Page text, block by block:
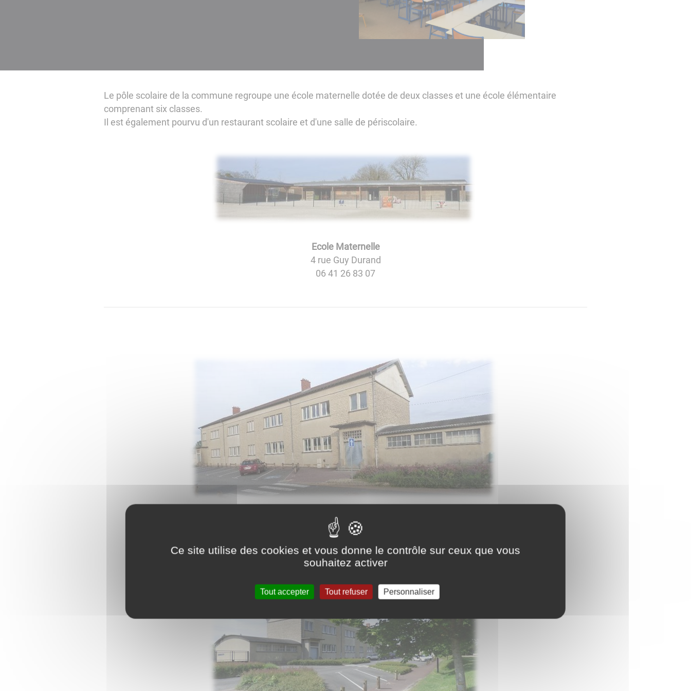
Le pôle scolaire de la commune regroupe une école maternelle dotée de deux classes et une école élémentaire
comprenant six classes.
Il est également pourvu d'un restaurant scolaire et d'une salle de périscolaire.
Ecole Maternelle
4 rue Guy Durand
06 41 26 83 07
Ce site utilise des cookies et vous donne le contrôle sur ceux que vous
souhaitez activer
Tout accepter Tout refuser Personnaliser